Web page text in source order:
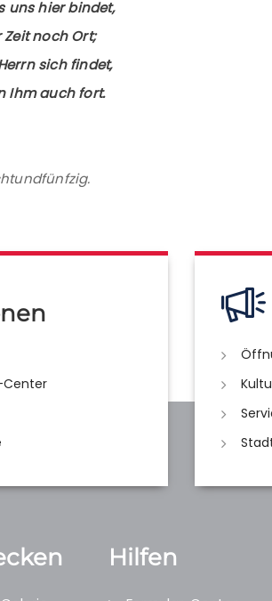
uns hier bindet,
Zeit noch Ort;
sich findet,
Ihm auch fort.
Hilfen